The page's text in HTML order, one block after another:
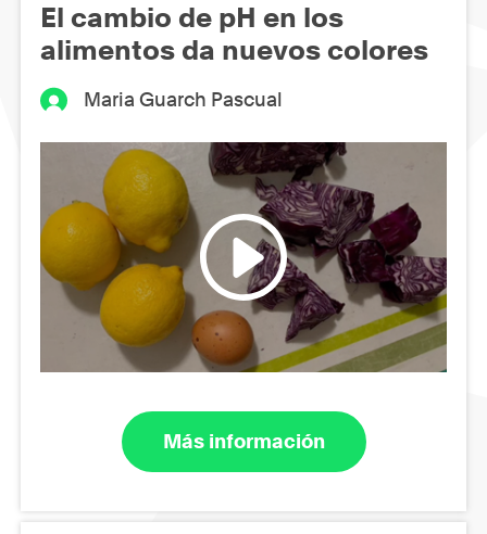
El cambio de pH en los
alimentos da nuevos colores
Maria Guarch Pascual
Más información